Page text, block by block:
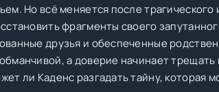
Но всё меняется после
фрагменты своего
друзья и обеспеченные
а доверие начинает
ли Каденс разгадать тайну, которая